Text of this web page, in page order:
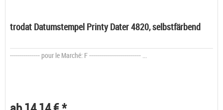
trodat Datumstempel Printy Dater 4820, selbstfärbend
--------------- pour le Marché: F -------------------------- ...